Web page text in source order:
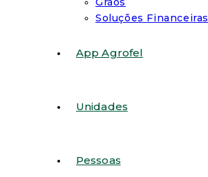
Soluções Financeiras
App Agrofel
Unidades
Pessoas